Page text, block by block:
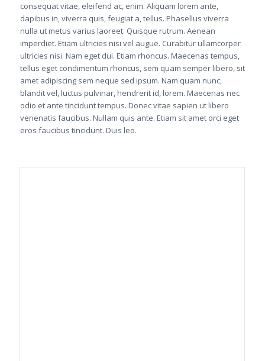
consequat vitae, eleifend ac, enim. Aliquam lorem ante,
dapibus in, viverra quis, feugiat a, tellus. Phasellus viverra
nulla ut metus varius laoreet. Quisque rutrum. Aenean
imperdiet. Etiam ultricies nisi vel augue. Curabitur ullamcorper
ultricies nisi. Nam eget dui. Etiam rhoncus. Maecenas tempus,
tellus eget condimentum rhoncus, sem quam semper libero, sit
amet adipiscing sem neque sed ipsum. Nam quam nunc,
blandit vel, luctus pulvinar, hendrerit id, lorem. Maecenas nec
odio et ante tincidunt tempus. Donec vitae sapien ut libero
venenatis faucibus. Nullam quis ante. Etiam sit amet orci eget
eros faucibus tincidunt. Duis leo.